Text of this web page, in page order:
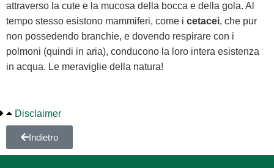
attraverso la cute e la mucosa della bocca e della gola. Al
tempo stesso esistono mammiferi, come i cetacei, che pur
non possedendo branchie, e dovendo respirare con i
polmoni (quindi in aria), conducono la loro intera esistenza
in acqua. Le meraviglie della natura!
Disclaimer
Indietro